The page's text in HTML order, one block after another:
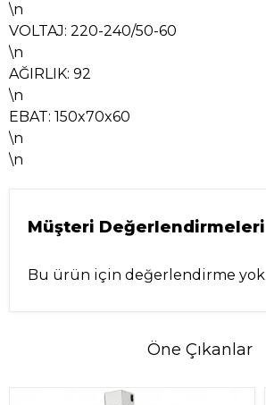
\n
VOLTAJ: 220-240/50-60
\n
AĞIRLIK: 92
\n
EBAT: 150x70x60
\n
\n
Müşteri Değerlendirmeleri
Bu ürün için değerlendirme yok
Öne Çıkanlar